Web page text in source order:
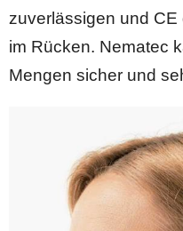
zuverlässigen und
im Rücken. Nematec
Mengen sicher und